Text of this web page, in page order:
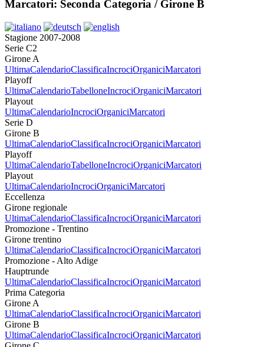
Marcatori: Seconda Categoria / Girone B
Stagione 2007-2008
Serie C2
Girone A
UltimaCalendarioClassificaIncrociOrganiciMarcatori
Playoff
UltimaCalendarioTabelloneIncrociOrganiciMarcatori
Playout
UltimaCalendarioIncrociOrganiciMarcatori
Serie D
Girone B
UltimaCalendarioClassificaIncrociOrganiciMarcatori
Playoff
UltimaCalendarioTabelloneIncrociOrganiciMarcatori
Playout
UltimaCalendarioIncrociOrganiciMarcatori
Eccellenza
Girone regionale
UltimaCalendarioClassificaIncrociOrganiciMarcatori
Promozione - Trentino
Girone trentino
UltimaCalendarioClassificaIncrociOrganiciMarcatori
Promozione - Alto Adige
Hauptrunde
UltimaCalendarioClassificaIncrociOrganiciMarcatori
Prima Categoria
Girone A
UltimaCalendarioClassificaIncrociOrganiciMarcatori
Girone B
UltimaCalendarioClassificaIncrociOrganiciMarcatori